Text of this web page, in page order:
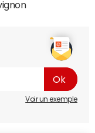
Voir un exemple